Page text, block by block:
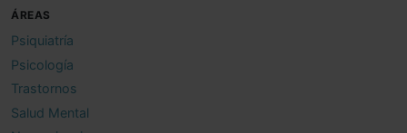
ÁREAS
Psiquiatría
Psicología
Trastornos
Salud Mental